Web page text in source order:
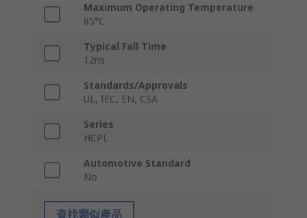
Maximum Operating Temperature
85°C
Typical Fall Time
12ns
Standards/Approvals
UL, IEC, EN, CSA
Series
HCPL
Automotive Standard
No
查找類似產品